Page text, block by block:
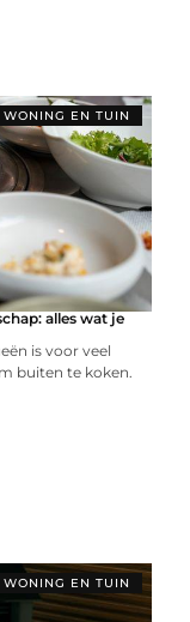
WONING EN TUIN
alles wat je
is voor veel
buiten te koken.
WONING EN TUIN